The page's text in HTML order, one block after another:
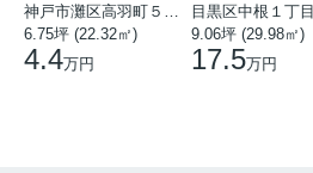
6.75坪 (22.32㎡)
4.4万円
目黒区中根１丁目
9.06坪 (29.98㎡)
17.5万円